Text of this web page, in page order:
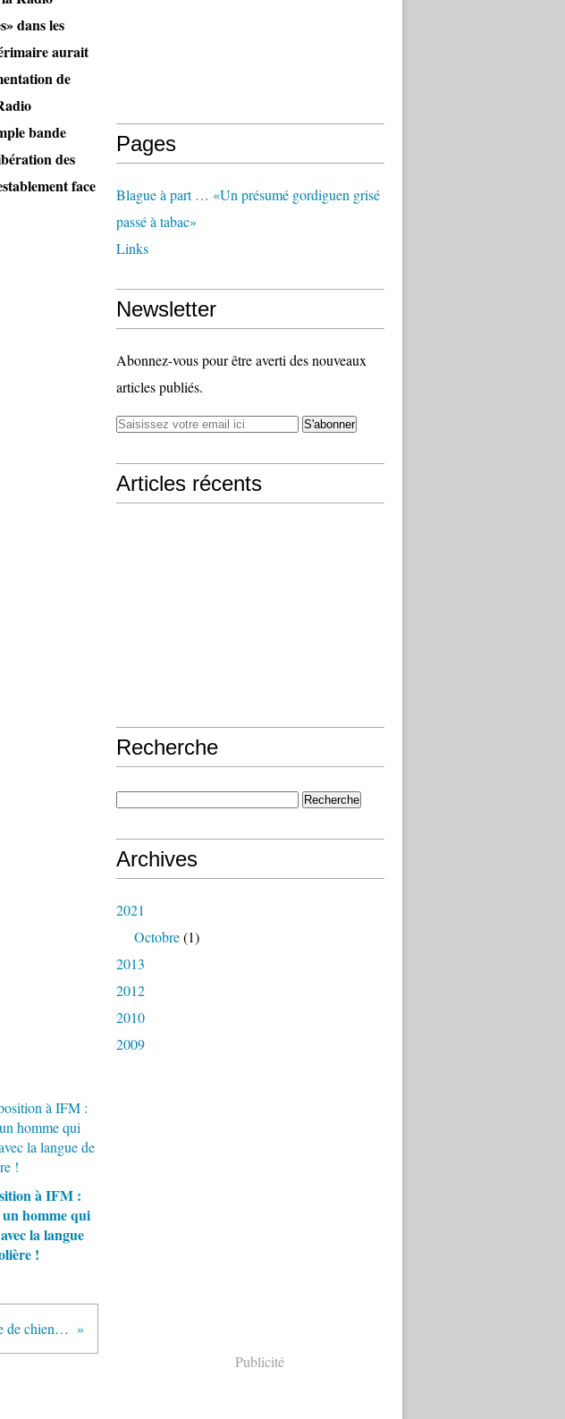
dans les
aurait
de
bande
des
face
à IFM :
homme qui
la langue
!
Sebkha-5e : Une vie de chien dans les immondices !
Pages
Blague à part … «Un présumé gordiguen grisé
passé à tabac»
Links
Newsletter
Abonnez-vous pour être averti des nouveaux
articles publiés.
Articles récents
Recherche
Archives
2021
Octobre(1)
2013
2012
2010
2009
Publicité